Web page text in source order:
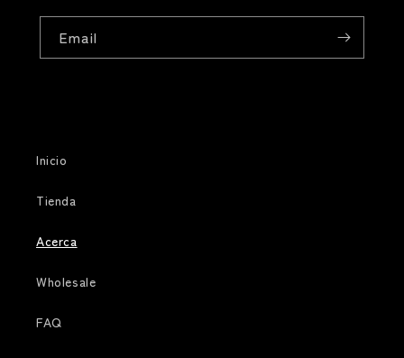
Email
Inicio
Tienda
Acerca
Wholesale
FAQ